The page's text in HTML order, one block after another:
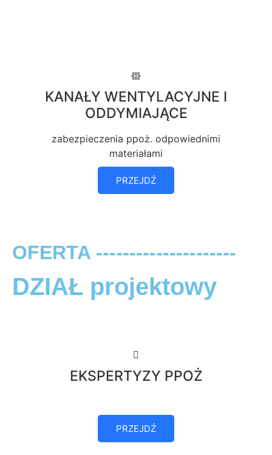
KANAŁY WENTYLACYJNE I
ODDYMIAJĄCE
zabezpieczenia ppoż. odpowiednimi
materiałami
PRZEJDŹ
OFERTA ---------------------
DZIAŁ projektowy
EKSPERTYZY PPOŻ
PRZEJDŹ